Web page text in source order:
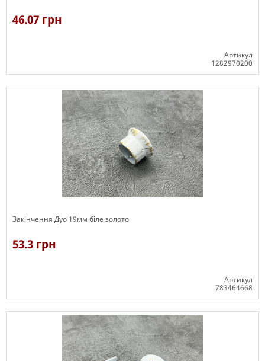
46.07 грн
Артикул
1282970200
Закінчення Дуо 19мм біле золото
53.3 грн
Артикул
783464668